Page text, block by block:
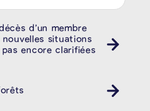
d’un membre
situations
encore clarifiées